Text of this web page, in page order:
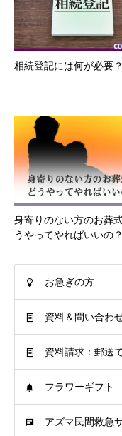
相続登記には何が必要？
身寄りのない方のお葬
うやってやればいいの？
お急ぎの方
資料＆問い合わ
資料請求：郵送
フラワーギフト
アズマ民間救急